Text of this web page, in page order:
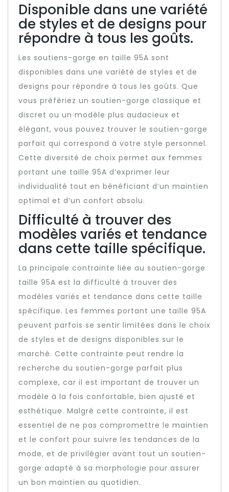
Disponible dans une variété
de styles et de designs pour
répondre à tous les goûts.
Les soutiens-gorge en taille 95A sont
disponibles dans une variété de styles et de
designs pour répondre à tous les goûts. Que
vous préfériez un soutien-gorge classique et
discret ou un modèle plus audacieux et
élégant, vous pouvez trouver le soutien-gorge
parfait qui correspond à votre style personnel.
Cette diversité de choix permet aux femmes
portant une taille 95A d’exprimer leur
individualité tout en bénéficiant d’un maintien
optimal et d’un confort absolu.
Difficulté à trouver des
modèles variés et tendance
dans cette taille spécifique.
La principale contrainte liée au soutien-gorge
taille 95A est la difficulté à trouver des
modèles variés et tendance dans cette taille
spécifique. Les femmes portant une taille 95A
peuvent parfois se sentir limitées dans le choix
de styles et de designs disponibles sur le
marché. Cette contrainte peut rendre la
recherche du soutien-gorge parfait plus
complexe, car il est important de trouver un
modèle à la fois confortable, bien ajusté et
esthétique. Malgré cette contrainte, il est
essentiel de ne pas compromettre le maintien
et le confort pour suivre les tendances de la
mode, et de privilégier avant tout un soutien-
gorge adapté à sa morphologie pour assurer
un bon maintien au quotidien.